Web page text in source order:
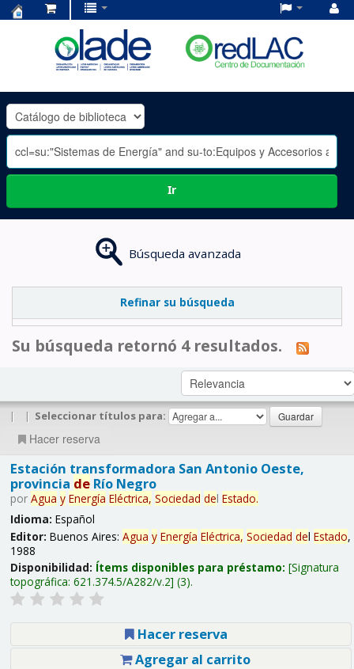
OLADE
-
Ir
Búsqueda avanzada
Refinar su búsqueda
Su búsqueda retornó 4 resultados.
| | Seleccionar títulos para:
Hacer reserva
Estación transformadora San Antonio Oeste,
provincia deRío Negro
por Agua y Energía Eléctrica, Sociedad del Estado.
Idioma: Español
Editor: Buenos Aires: Agua y Energía Eléctrica, Sociedad del Estado,
1988
Disponibilidad: Ítems disponibles para préstamo: Signatura
topográfica: 621.374.5/A282/v.2 (3).
Hacer reserva
Agregar al carrito